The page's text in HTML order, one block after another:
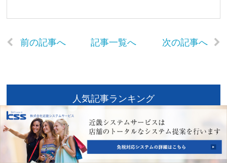
前の記事へ 記事一覧へ 次の記事へ
人気記事ランキング
免税を受けるには？従来の免税手
続きと新制度「リファンド方式」
の違いを解説